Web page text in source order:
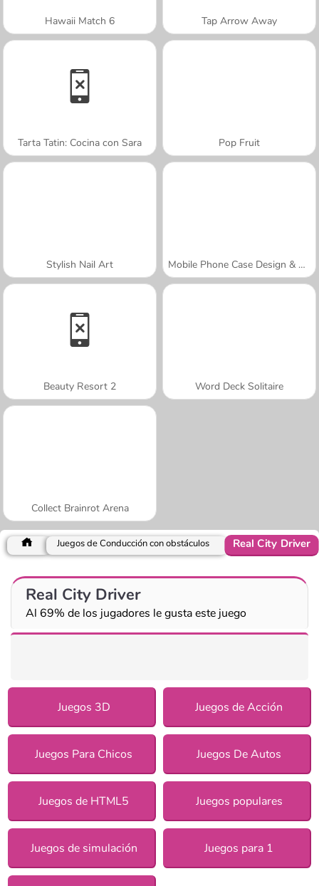
Hawaii Match 6 Tap Arrow Away
Tarta Tatin: Cocina con Sara Pop Fruit
Stylish Nail Art Mobile Phone Case Design & DIY
Beauty Resort 2 Word Deck Solitaire
Collect Brainrot Arena
Juegos de Conducción con obstáculos Real City Driver
Real City Driver
Al 69% de los jugadores le gusta este juego
Juegos 3D Juegos de Acción
Juegos Para Chicos Juegos De Autos
Juegos de HTML5 Juegos populares
Juegos de simulación Juegos para 1